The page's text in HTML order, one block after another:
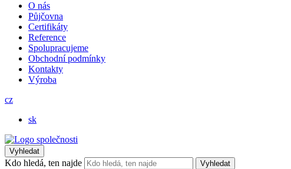
O nás
Půjčovna
Certifikáty
Reference
Spolupracujeme
Obchodní podmínky
Kontakty
Výroba
cz
sk
Vyhledat
Kdo hledá, ten najde Vyhledat